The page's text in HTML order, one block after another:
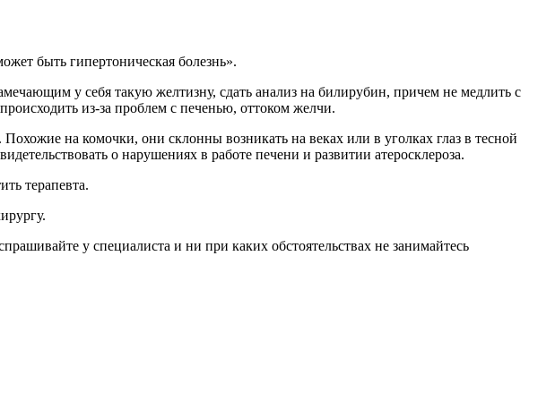
быть гипертоническая болезнь».
у себя такую желтизну, сдать анализ на билирубин, причем не медлить с
из-за проблем с печенью, оттоком желчи.
на комочки, они склонны возникать на веках или в уголках глаз в тесной
о нарушениях в работе печени и развитии атеросклероза.
терапевта.
у специалиста и ни при каких обстоятельствах не занимайтесь